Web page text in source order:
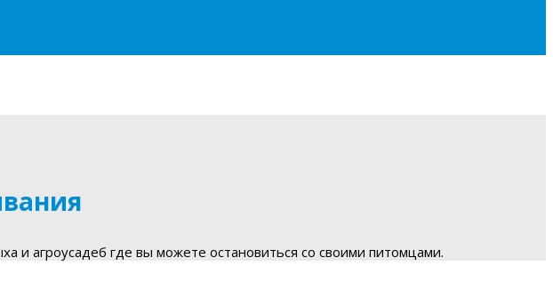
и агроусадеб где вы можете остановиться со своими питомцами.